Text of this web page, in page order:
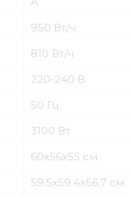
950 Вт/ч
810 Вт/ч
220-240 В
50 Гц
3100 Вт
60х56х55 см
59.5х59.4х56.7 см